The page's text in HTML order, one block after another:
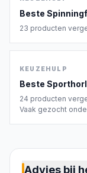
Beste
23 producten
KEUZEHULP
Beste
24 producten
Vaak gezocht
Advies bij